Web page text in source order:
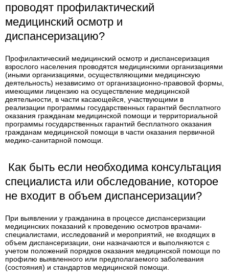
проводят профилактический
медицинский осмотр и
диспансеризацию?
Профилактический медицинский осмотр и диспансеризация
взрослого населения проводятся медицинскими организациями
(иными организациями, осуществляющими медицинскую
деятельность) независимо от организационно-правовой формы,
имеющими лицензию на осуществление медицинской
деятельности, в части касающейся, участвующими в
реализации программы государственных гарантий бесплатного
оказания гражданам медицинской помощи и территориальной
программы государственных гарантий бесплатного оказания
гражданам медицинской помощи в части оказания первичной
медико-санитарной помощи.
Как быть если необходима консультация
специалиста или обследование, которое
не входит в объем диспансеризации?
При выявлении у гражданина в процессе диспансеризации
медицинских показаний к проведению осмотров врачами-
специалистами, исследований и мероприятий, не входящих в
объем диспансеризации, они назначаются и выполняются с
учетом положений порядков оказания медицинской помощи по
профилю выявленного или предполагаемого заболевания
(состояния) и стандартов медицинской помощи.